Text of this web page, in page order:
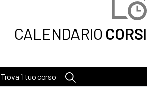
CALENDARIO CORSI
Trova il tuo corso